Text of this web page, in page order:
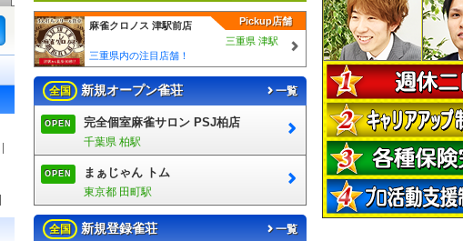
Pickup店舗
麻雀クロノス 津駅前店
三重県 津駅
三重県内の注目店舗！
全国 新規オープン雀荘 一覧
OPEN 完全個室麻雀サロン PSJ柏店
千葉県 柏駅
OPEN まぁじゃん トム
東京都 田町駅
全国 新規登録雀荘 一覧